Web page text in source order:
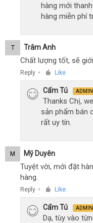
hàng mới
hàng miễn phí
T Trâm Anh
Chất lượng tốt, sẽ
Reply ● Like
Cẩm Tú ADMIN
Thanks Chị,
sản phẩm bán
rất uy tín.
M Mỹ Duyên
Tuyệt vời, mới đặt
hàng.
Reply ● Like
Cẩm Tú ADMIN
Dạ, tùy vào